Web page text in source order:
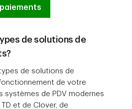
paiements
de solutions de
de solutions de
de votre
systèmes de PDV modernes
et de Clover, de